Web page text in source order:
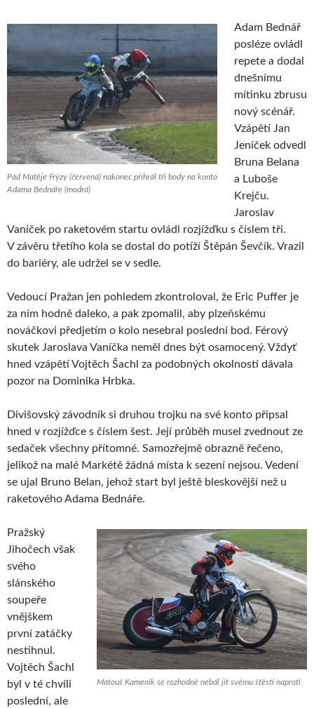
Pád Matěje Frýzy (červená) nakonec přihrál tři body na konto
Adama Bednáře (modrá)
Adam Bednář
posléze ovládl
repete a dodal
dnešnímu
mítinku zbrusu
nový scénář.
Vzápětí Jan
Jeníček odvedl
Bruna Belana
a Luboše
Krejču.
Jaroslav
Vaníček po raketovém startu ovládl rozjížďku s číslem tři.
V závěru třetího kola se dostal do potíží Štěpán Ševčík. Vrazil
do bariéry, ale udržel se v sedle.
Vedoucí Pražan jen pohledem zkontroloval, že Eric Puffer je
za ním hodně daleko, a pak zpomalil, aby plzeňskému
nováčkovi předjetím o kolo nesebral poslední bod. Férový
skutek Jaroslava Vaníčka neměl dnes být osamocený. Vždyť
hned vzápětí Vojtěch Šachl za podobných okolností dávala
pozor na Dominika Hrbka.
Divišovský závodník si druhou trojku na své konto připsal
hned v rozjížďce s číslem šest. Její průběh musel zvednout ze
sedaček všechny přítomné. Samozřejmě obrazně řečeno,
jelikož na malé Markétě žádná místa k sezení nejsou. Vedení
se ujal Bruno Belan, jehož start byl ještě bleskovější než u
raketového Adama Bednáře.
Matouš Kameník se rozhodně nebál jít svému štěstí naproti
Pražský
Jihočech však
svého
slánského
soupeře
vnějškem
první zatáčky
nestihnul.
Vojtěch Šachl
byl v té chvíli
poslední, ale